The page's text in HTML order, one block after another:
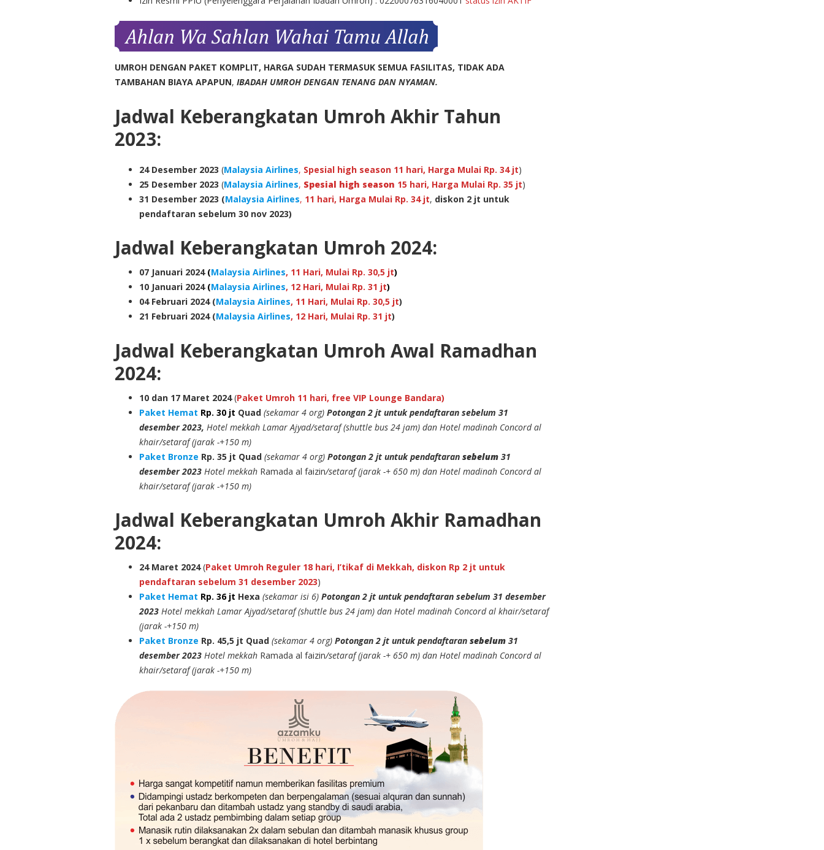
UMROH DENGAN PAKET KOMPLIT, HARGA SUDAH TERMASUK SEMUA FASILITAS, TIDAK ADA
TAMBAHAN BIAYA APAPUN, IBADAH UMROH DENGAN TENANG DAN NYAMAN.
Jadwal Keberangkatan Umroh Akhir Tahun
2023:
24 Desember 2023 (Malaysia Airlines, Spesial high season 11 hari, Harga Mulai Rp. 34 jt)
25 Desember 2023 (Malaysia Airlines, Spesial high season 15 hari, Harga Mulai Rp. 35 jt)
31 Desember 2023 (Malaysia Airlines, 11 hari, Harga Mulai Rp. 34 jt, diskon 2 jt untuk
pendaftaran sebelum 30 nov 2023)
Jadwal Keberangkatan Umroh 2024:
07 Januari 2024 (Malaysia Airlines, 11 Hari, Mulai Rp. 30,5 jt)
10 Januari 2024 (Malaysia Airlines, 12 Hari, Mulai Rp. 31 jt)
04 Februari 2024 (Malaysia Airlines, 11 Hari, Mulai Rp. 30,5 jt)
21 Februari 2024 (Malaysia Airlines, 12 Hari, Mulai Rp. 31 jt)
Jadwal Keberangkatan Umroh Awal Ramadhan
2024:
10 dan 17 Maret 2024(Paket Umroh 11 hari, free VIP Lounge Bandara)
Paket Hemat Rp. 30 jt Quad (sekamar 4 org) Potongan 2 jt untuk pendaftaran sebelum 31
desember 2023, Hotel mekkah Lamar Ajyad/setaraf (shuttle bus 24 jam) dan Hotel madinah Concord al
khair/setaraf (jarak -+150 m)
Paket Bronze Rp. 35 jt Quad (sekamar 4 org) Potongan 2 jt untuk pendaftaran sebelum 31
desember 2023 Hotel mekkah Ramada al faizin/setaraf (jarak -+ 650 m) dan Hotel madinah Concord al
khair/setaraf (jarak -+150 m)
Jadwal Keberangkatan Umroh Akhir Ramadhan
2024:
24 Maret 2024(Paket Umroh Reguler 18 hari, I’tikaf di Mekkah, diskon Rp 2 jt untuk
pendaftaran sebelum 31 desember 2023)
Paket Hemat Rp. 36 jt Hexa (sekamar isi 6) Potongan 2 jt untuk pendaftaran sebelum 31 desember
2023 Hotel mekkah Lamar Ajyad/setaraf (shuttle bus 24 jam) dan Hotel madinah Concord al khair/setaraf
(jarak -+150 m)
Paket Bronze Rp. 45,5 jt Quad (sekamar 4 org) Potongan 2 jt untuk pendaftaran sebelum 31
desember 2023 Hotel mekkah Ramada al faizin/setaraf (jarak -+ 650 m) dan Hotel madinah Concord al
khair/setaraf (jarak -+150 m)